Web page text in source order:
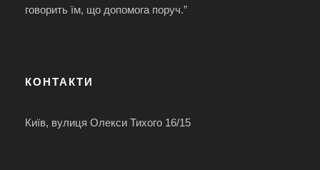
говорить їм, що допомога поруч.”
КОНТАКТИ
Київ, вулиця Олекси Тихого 16/15